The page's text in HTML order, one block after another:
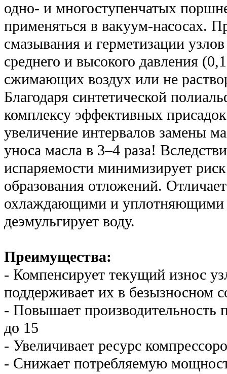
одно- и многоступенчатых
применяться в вакуум-насосах.
смазывания и герметизации
среднего и высокого давления
сжимающих воздух или не
Благодаря синтетической
комплексу эффективных
увеличение интервалов замены
уноса масла в 3–4 раза!
испаряемости минимизирует риск
образования отложений.
охлаждающими и уплотняющими
деэмульгирует воду.
Преимущества:
- Компенсирует текущий износ
поддерживает их в безызносном
- Повышает производительность
до 15
- Увеличивает ресурс
- Снижает потребляемую